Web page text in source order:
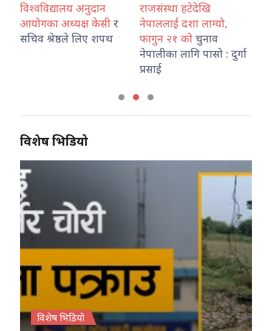
विश्वविद्यालय अनुदान
आयोगका अध्यक्ष केसी र
सचिव श्रेष्ठले लिए शपथ
राजसंस्था हटेदेखि
नेपाललाई दशा लाग्यो,
फागुन २१ को चुनाव
नेपालीका लागि पासो : दुर्गा
प्रसाई
विशेष भिडियो
विशेष भिडियो